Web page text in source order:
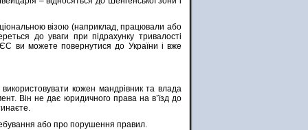
візою (наприклад, працювали або
до уваги при підрахунку тривалості
ви можете повернутися до України і вже
кожен мандрівник та влада
Він не дає юридичного права на в’їзд до
або про порушення правил.